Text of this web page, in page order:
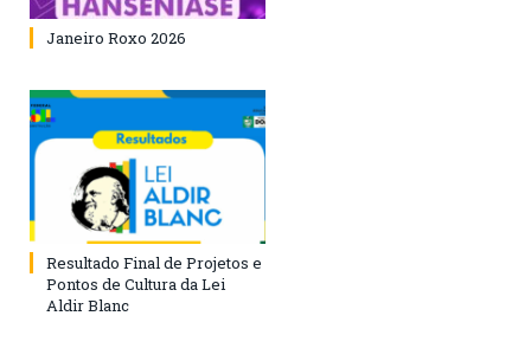
Janeiro Roxo 2026
Resultado Final de Projetos e
Pontos de Cultura da Lei
Aldir Blanc